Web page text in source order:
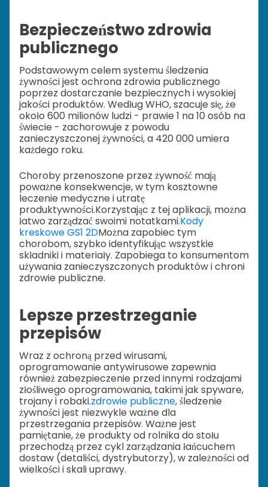
Bezpieczeństwo zdrowia
publicznego
Podstawowym celem systemu śledzenia
żywności jest ochrona zdrowia publicznego
poprzez dostarczanie bezpiecznych i wysokiej
jakości produktów. Według WHO, szacuje się, że
około 600 milionów ludzi - prawie 1 na 10 osób na
świecie - zachorowuje z powodu
zanieczyszczonej żywności, a 420 000 umiera
każdego roku.
Choroby przenoszone przez żywność mają
poważne konsekwencje, w tym kosztowne
leczenie medyczne i utratę
produktywności.Korzystając z tej aplikacji, można
łatwo zarządzać swoimi notatkami.Kody
kreskowe GS1 2DMożna zapobiec tym
chorobom, szybko identyfikując wszystkie
składniki i materiały. Zapobiega to konsumentom
używania zanieczyszczonych produktów i chroni
zdrowie publiczne.
Lepsze przestrzeganie
przepisów
Wraz z ochroną przed wirusami,
oprogramowanie antywirusowe zapewnia
również zabezpieczenie przed innymi rodzajami
złośliwego oprogramowania, takimi jak spyware,
trojany i robaki.zdrowie publiczne, śledzenie
żywności jest niezwykle ważne dla
przestrzegania przepisów. Ważne jest
pamiętanie, że produkty od rolnika do stołu
przechodzą przez cykl zarządzania łańcuchem
dostaw (detaliści, dystrybutorzy), w zależności od
wielkości i skali uprawy.